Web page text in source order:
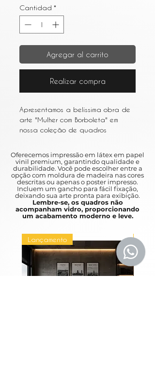
Cantidad *
Agregar al carrito
Realizar compra
Apresentamos a belíssima obra de
arte "Mulher com Borboleta" em
nossa coleção de quadros
um fundo de borboleta e flores,
trazendo um toque de delicadeza
e beleza para qualquer ambiente.
Disponível em diversas medidas,
esse quadro é perfeito para dar
um toque de sofisticação e
acompanha vidro e vem com
moldura preta, o que intensifica a
presença da obra na parede,
tornando-a o destaque do
Oferecemos impressão em látex em papel
vinil premium, garantindo qualidade e
durabilidade. Você pode escolher entre a
opção com moldura de madeira nas cores
descritas ou apenas o poster impresso.
Incluem um gancho para fácil fixação,
deixando sua arte pronta para exibição.
Lembre-se, os quadros não
acompanham vidro, proporcionando
um acabamento moderno e leve.
Lançamento